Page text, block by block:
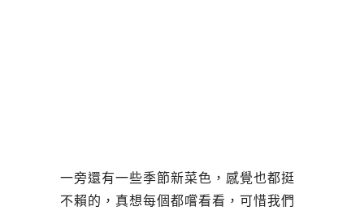
一旁還有一些季節新菜色，感覺也都挺
不賴的，真想每個都嚐看看，可惜我們